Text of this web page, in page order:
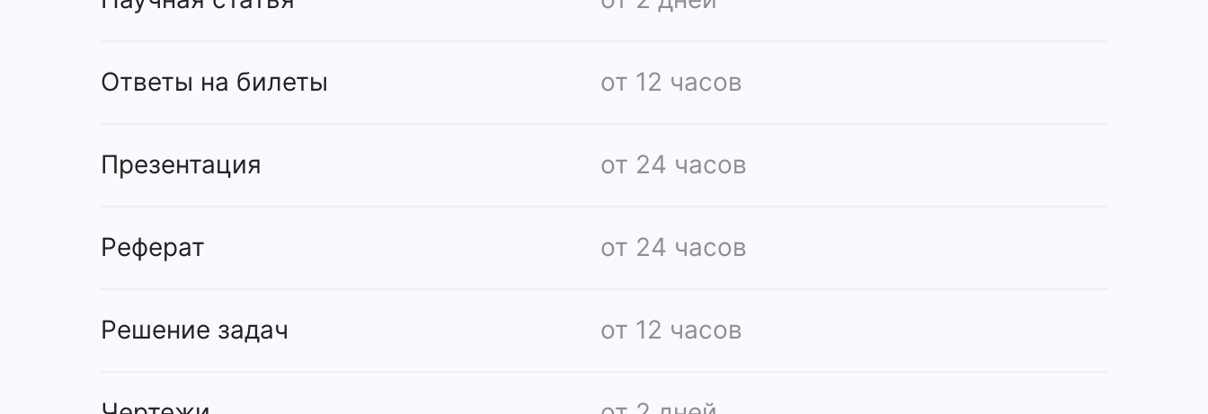
Ответы на билеты от 12 часов
Презентация от 24 часов
Реферат от 24 часов
Решение задач от 12 часов